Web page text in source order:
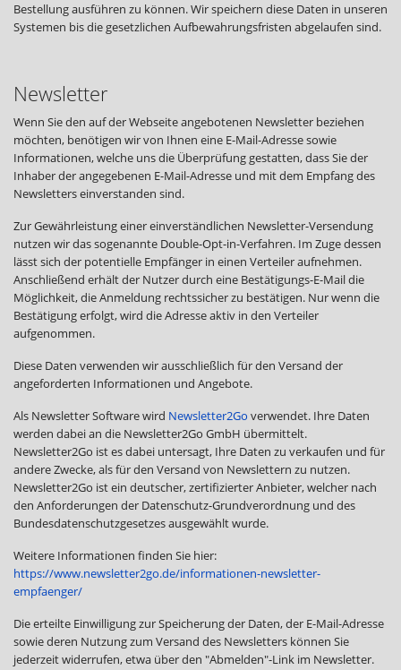
Bestellung ausführen zu können. Wir speichern diese Daten in unseren
Systemen bis die gesetzlichen Aufbewahrungsfristen abgelaufen sind.
Newsletter
Wenn Sie den auf der Webseite angebotenen Newsletter beziehen
möchten, benötigen wir von Ihnen eine E-Mail-Adresse sowie
Informationen, welche uns die Überprüfung gestatten, dass Sie der
Inhaber der angegebenen E-Mail-Adresse und mit dem Empfang des
Newsletters einverstanden sind.
Zur Gewährleistung einer einverständlichen Newsletter-Versendung
nutzen wir das sogenannte Double-Opt-in-Verfahren. Im Zuge dessen
lässt sich der potentielle Empfänger in einen Verteiler aufnehmen.
Anschließend erhält der Nutzer durch eine Bestätigungs-E-Mail die
Möglichkeit, die Anmeldung rechtssicher zu bestätigen. Nur wenn die
Bestätigung erfolgt, wird die Adresse aktiv in den Verteiler
aufgenommen.
Diese Daten verwenden wir ausschließlich für den Versand der
angeforderten Informationen und Angebote.
Als Newsletter Software wird Newsletter2Go verwendet. Ihre Daten
werden dabei an die Newsletter2Go GmbH übermittelt.
Newsletter2Go ist es dabei untersagt, Ihre Daten zu verkaufen und für
andere Zwecke, als für den Versand von Newslettern zu nutzen.
Newsletter2Go ist ein deutscher, zertifizierter Anbieter, welcher nach
den Anforderungen der Datenschutz-Grundverordnung und des
Bundesdatenschutzgesetzes ausgewählt wurde.
Weitere Informationen finden Sie hier:
https://www.newsletter2go.de/informationen-newsletter-
empfaenger/
Die erteilte Einwilligung zur Speicherung der Daten, der E-Mail-Adresse
sowie deren Nutzung zum Versand des Newsletters können Sie
jederzeit widerrufen, etwa über den "Abmelden"-Link im Newsletter.